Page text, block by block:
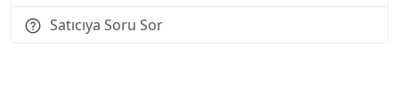
Satıcıya Soru Sor